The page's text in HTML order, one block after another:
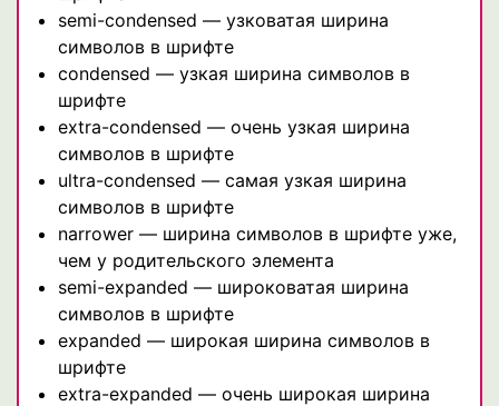
semi-condensed — узковатая ширина
символов в шрифте
condensed — узкая ширина символов в
шрифте
extra-condensed — очень узкая ширина
символов в шрифте
ultra-condensed — самая узкая ширина
символов в шрифте
narrower — ширина символов в шрифте уже,
чем у родительского элемента
semi-expanded — широковатая ширина
символов в шрифте
expanded — широкая ширина символов в
шрифте
extra-expanded — очень широкая ширина